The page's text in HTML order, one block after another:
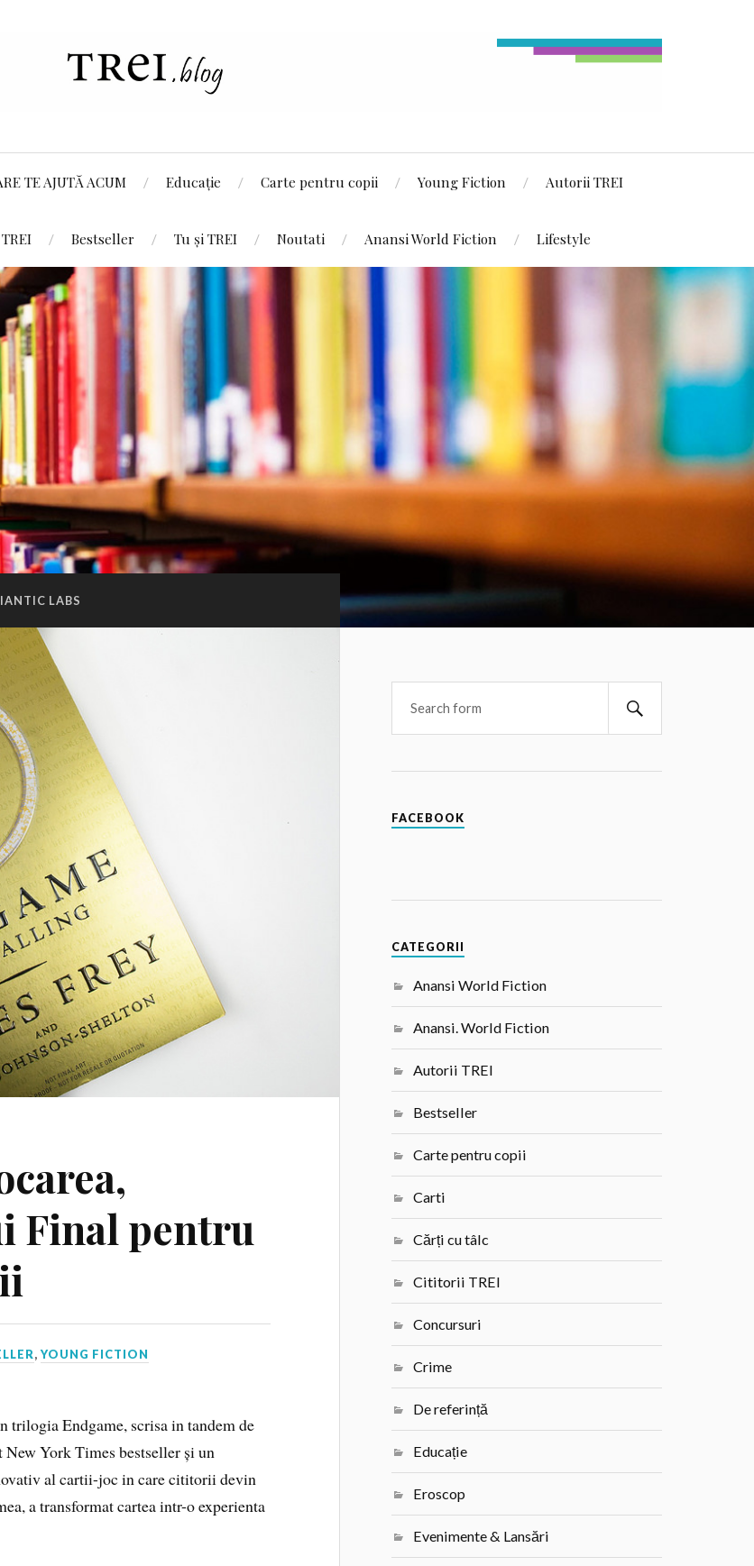
TE AJUTĂ ACUM Educație Carte pentru copii Young Fiction Autorii TREI
Bestseller Tu și TREI Noutati Anansi World Fiction Lifestyle
LABS
Final pentru
,YOUNG FICTION
Endgame, scrisa in tandem de
York Times bestseller și un
al cartii-joc in care cititorii devin
a transformat cartea intr-o experienta
FACEBOOK
CATEGORII
Anansi World Fiction
Anansi. World Fiction
Autorii TREI
Bestseller
Carte pentru copii
Carti
Cărți cu tâlc
Cititorii TREI
Concursuri
Crime
De referință
Educație
Eroscop
Evenimente & Lansări